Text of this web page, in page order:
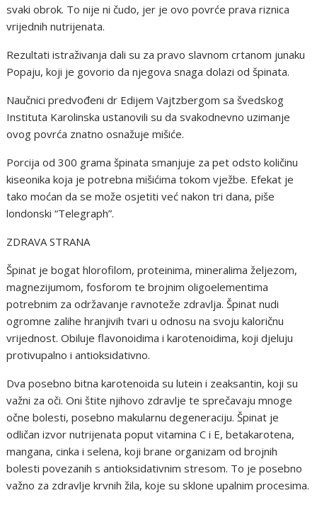
svaki obrok. To nije ni čudo, jer je ovo povrće prava riznica
vrijednih nutrijenata.
Rezultati istraživanja dali su za pravo slavnom crtanom junaku
Popaju, koji je govorio da njegova snaga dolazi od špinata.
Naučnici predvođeni dr Edijem Vajtzbergom sa švedskog
Instituta Karolinska ustanovili su da svakodnevno uzimanje
ovog povrća znatno osnažuje mišiće.
Porcija od 300 grama špinata smanjuje za pet odsto količinu
kiseonika koja je potrebna mišićima tokom vježbe. Efekat je
tako moćan da se može osjetiti već nakon tri dana, piše
londonski “Telegraph”.
ZDRAVA STRANA
Špinat je bogat hlorofilom, proteinima, mineralima željezom,
magnezijumom, fosforom te brojnim oligoelementima
potrebnim za održavanje ravnoteže zdravlja. Špinat nudi
ogromne zalihe hranjivih tvari u odnosu na svoju kaloričnu
vrijednost. Obiluje flavonoidima i karotenoidima, koji djeluju
protivupalno i antioksidativno.
Dva posebno bitna karotenoida su lutein i zeaksantin, koji su
važni za oči. Oni štite njihovo zdravlje te sprečavaju mnoge
očne bolesti, posebno makularnu degeneraciju. Špinat je
odličan izvor nutrijenata poput vitamina C i E, betakarotena,
mangana, cinka i selena, koji brane organizam od brojnih
bolesti povezanih s antioksidativnim stresom. To je posebno
važno za zdravlje krvnih žila, koje su sklone upalnim procesima.